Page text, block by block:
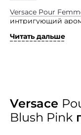
Versace Pour
интригующий
радость. Он
между свежими и
Верхние ноты
бергамотом и
Читать дальше
Versace
Blush Pink